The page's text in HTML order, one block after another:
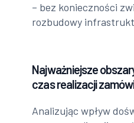
– bez konieczności
rozbudowy
Najważniejsze
czas realizacji
Analizując wpływ